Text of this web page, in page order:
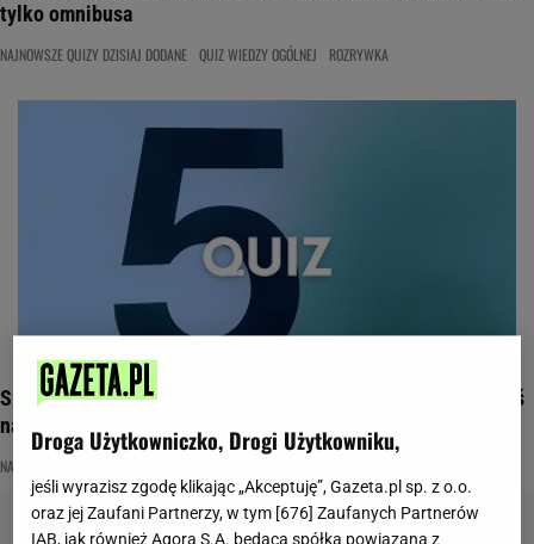
tylko omnibusa
NAJNOWSZE QUIZY DZISIAJ DODANE QUIZ WIEDZY OGÓLNEJ ROZRYWKA
Szybka Piątka. Pokonasz średniaków i udowodnisz, że jesteś
najlepszy?
NAJNOWSZE QUIZY DZISIAJ DODANE
Droga Użytkowniczko, Drogi Użytkowniku,
jeśli wyrazisz zgodę klikając „Akceptuję”, Gazeta.pl sp. z o.o.
oraz jej Zaufani Partnerzy, w tym [ 676 ] Zaufanych Partnerów
IAB, jak również Agora S.A. będąca spółką powiązaną z